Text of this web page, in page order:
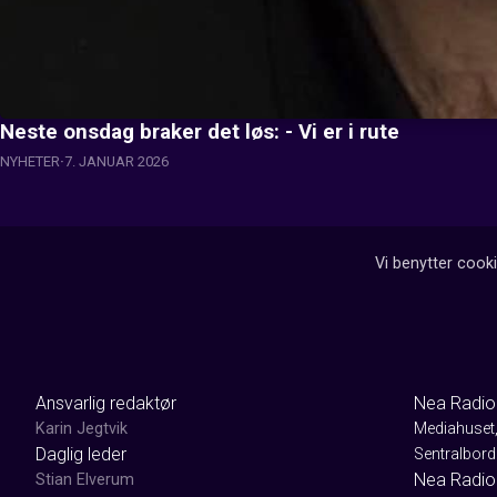
Neste onsdag braker det løs: - Vi er i rute
NYHETER 7. JANUAR 2026
Vi benytter
Ansvarlig redaktør
Karin Jegtvik
Daglig leder
Stian Elverum
Nea
Nea